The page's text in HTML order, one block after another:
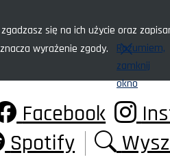
się na ich użycie oraz
wyrażenie zgody.
Rozumiem,
zamknij
okno
Facebook
Spotify